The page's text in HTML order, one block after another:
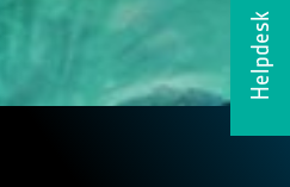
Helpdesk